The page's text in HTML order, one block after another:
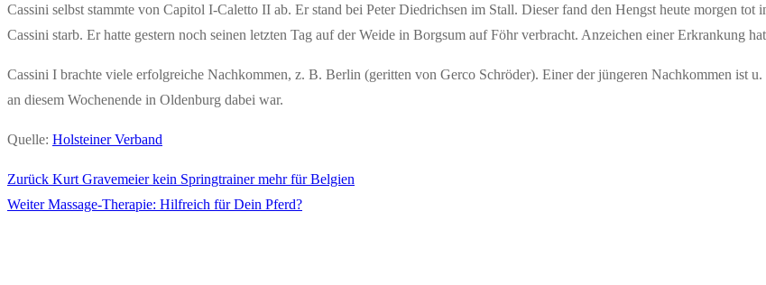
Cassini selbst stammte von Capitol I-Caletto II ab. Er stand bei Peter Diedrichsen im Stall. Dieser fand den Hengst heute morgen
Cassini starb. Er hatte gestern noch seinen letzten Tag auf der Weide in Borgsum auf Föhr verbracht. Anzeichen einer Erkrankung
Cassini I brachte viele erfolgreiche Nachkommen, z. B. Berlin (geritten von Gerco Schröder). Einer der jüngeren Nachkommen ist
an diesem Wochenende in Oldenburg dabei war.
Quelle: Holsteiner Verband
Beitragsnavigation
Zurück Vorheriger
Beitrag:
Kurt Gravemeier kein Springtrainer mehr für Belgien
Weiter Nächster
Massage-Therapie: Hilfreich für Dein Pferd?